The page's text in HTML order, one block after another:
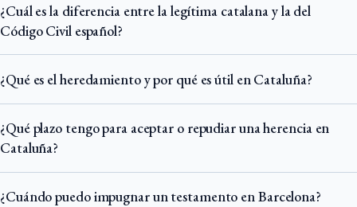
¿Cuál es la diferencia entre la legítima catalana y la del
Código Civil español?
¿Qué es el heredamiento y por qué es útil en Cataluña?
¿Qué plazo tengo para aceptar o repudiar una herencia en
Cataluña?
¿Cuándo puedo impugnar un testamento en Barcelona?